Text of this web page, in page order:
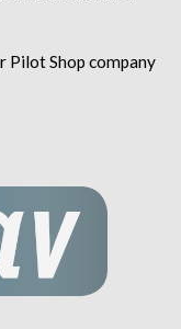
Pilot Shop company